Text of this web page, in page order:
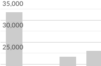
25,000
30,000
35,000